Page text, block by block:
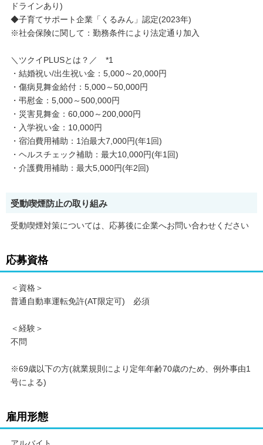
ドラインあり)
◆子育てサポート企業「くるみん」認定(2023年)
※社会保険に関して：勤務条件により法定通り加入
＼ツクイPLUSとは？／ *1
・結婚祝い/出生祝い金：5,000～20,000円
・傷病見舞金給付：5,000～50,000円
・弔慰金：5,000～500,000円
・災害見舞金：60,000～200,000円
・入学祝い金：10,000円
・宿泊費用補助：1泊最大7,000円(年1回)
・ヘルスチェック補助：最大10,000円(年1回)
・介護費用補助：最大5,000円(年2回)
受動喫煙防止の取り組み
受動喫煙対策については、応募後に企業へお問い合わせください
応募資格
＜資格＞
普通自動車運転免許(AT限定可) 必須
＜経験＞
不問
※69歳以下の方(就業規則により定年年齢70歳のため、例外事由1
号による)
雇用形態
アルバイト